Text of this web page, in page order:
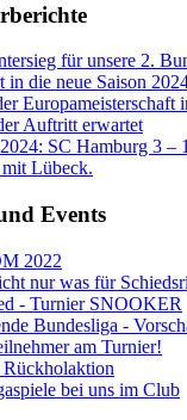
für unsere 2.
in die neue Saison
Europameisterschaft
Auftritt erwartet
SC Hamburg 3 –
mit Lübeck.
Events
2022
nur was für
- Turnier SNOOKER
Bundesliga -
am Turnier!
Rückholaktion
bei uns im Club